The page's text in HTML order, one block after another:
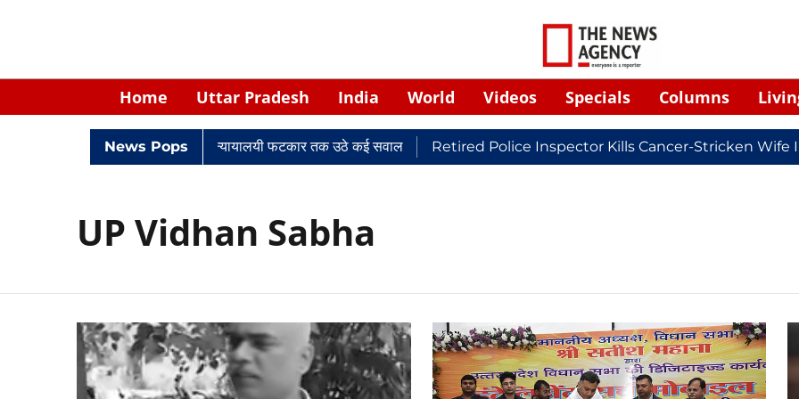
Home Uttar Pradesh India World Videos Specials Columns
News Pops
में घिरे केपी सिंह: नियुक्ति से लेकर न्यायालयी फटकार तक उठे कई सवाल Retired Police Inspector Kills Cancer-Stricken Wife In
UP Vidhan Sabha